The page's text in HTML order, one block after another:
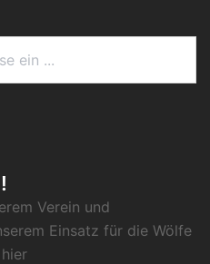
Verein und
Einsatz für die Wölfe
hier